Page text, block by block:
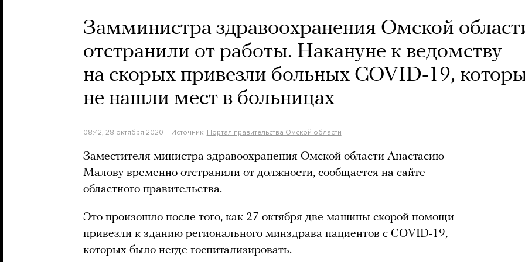
Замминистра здравоохранения Омской
отстранили от работы. Накануне к ведомству
на скорых привезли больных COVID-19,
не нашли мест в больницах
08:42, 28 октября 2020 Источник: Портал правительства Омской области
Заместителя министра здравоохранения Омской области Анастасию
Малову временно отстранили от должности, сообщается на сайте
областного правительства.
Это произошло после того, как 27 октября две машины скорой помощи
привезли к зданию регионального минздрава пациентов с COVID-19,
которых было негде госпитализировать.